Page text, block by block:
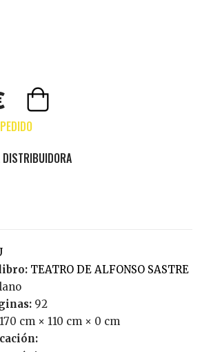
TEATRO DE ALFONSO SASTRE
92
170 cm × 110 cm × 0 cm